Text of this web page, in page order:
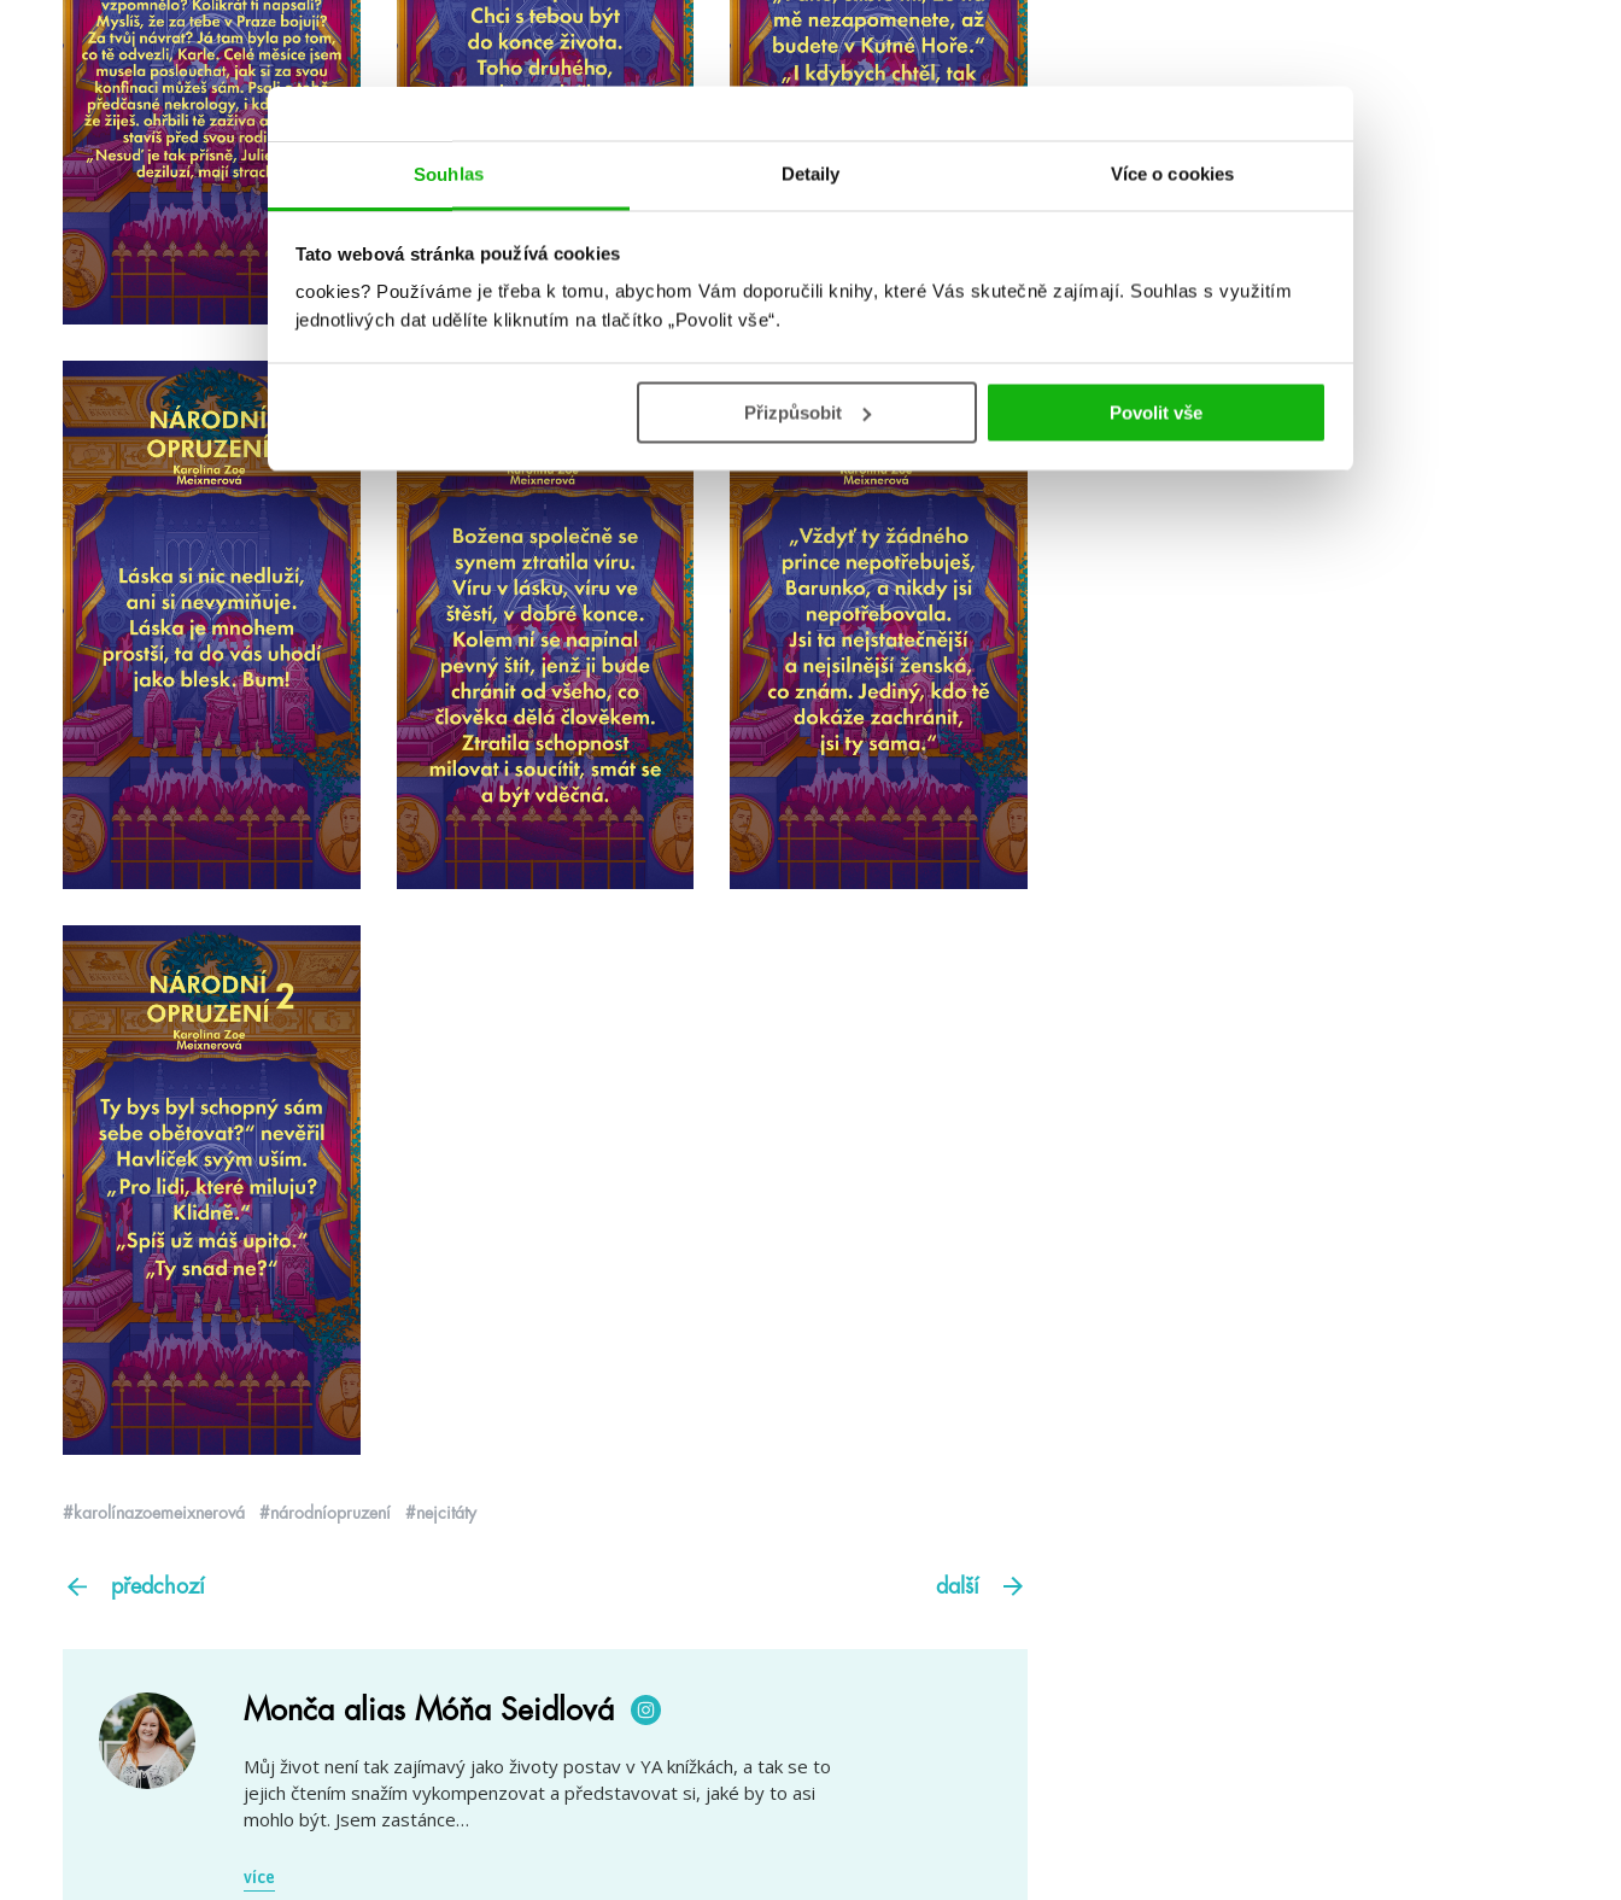
Souhlas Detaily Více o cookies
Tato webová stránka používá cookies
cookies? Používáme je třeba k tomu, abychom Vám doporučili knihy, které Vás skutečně zajímají. Souhlas s využitím
jednotlivých dat udělíte kliknutím na tlačítko „Povolit vše“.
Přizpůsobit Povolit vše
#karolínazoemeixnerová #národníopruzení #nejcitáty
předchozí další
Monča alias Móňa Seidlová
Můj život není tak zajímavý jako životy postav v YA knížkách, a tak se to
jejich čtením snažím vykompenzovat a představovat si, jaké by to asi
mohlo být. Jsem zastánce…
více